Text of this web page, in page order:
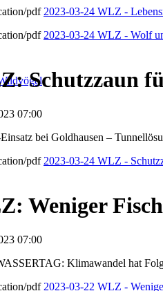
2023-03-24 WLZ -
2023-03-24 WLZ - Wolf
Schutzzaun
07:00
bei Goldhausen –
2023-03-24 WLZ -
Weniger
07:00
Klimawandel hat
2023-03-22 WLZ -